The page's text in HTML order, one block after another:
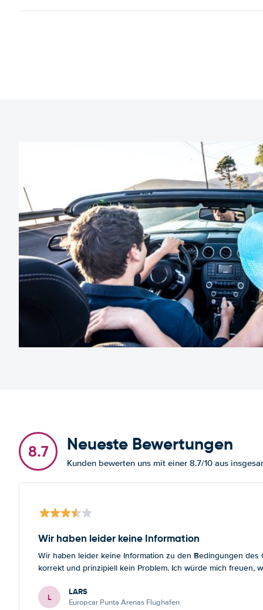
8.7 Neueste Bewertungen
Kunden bewerten uns mit einer 8.7/10 aus
Wir haben leider keine Information
Wir haben leider keine Information zu den Bedingungen
korrekt und prinzipiell kein Problem. Ich würde mich freuen,
L LARS
Europcar Punta Arenas Flughafen